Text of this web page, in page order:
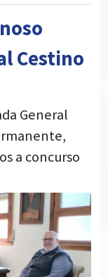
Cestino
General
a concurso